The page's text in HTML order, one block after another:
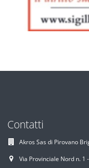
Contatti
Akros Sas di Pirovano
Via Provinciale Nord n. 1